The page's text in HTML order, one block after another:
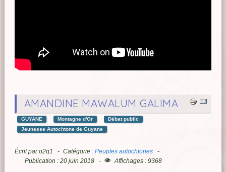
AMANDINE MAWALUM GALIMA
GUYANE Montagne d'Or
Débat public
Jeunesse Autochtone de Guyane
Écrit paro2q1 Catégorie : Peuples autochtones
Publication : 20 juin 2018
Affichages : 9368